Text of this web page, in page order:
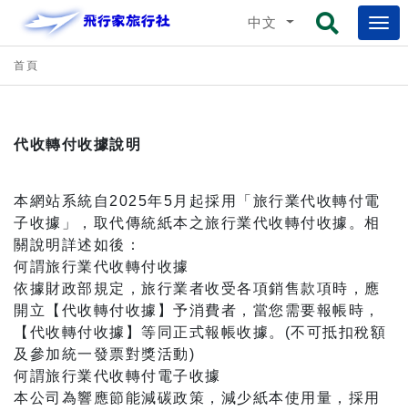
中文
首頁
代收轉付收據說明
本網站系統自2025年5月起採用「旅行業代收轉付電
子收據」，取代傳統紙本之旅行業代收轉付收據。相
關說明詳述如後：
何謂旅行業代收轉付收據
依據財政部規定，旅行業者收受各項銷售款項時，應
開立【代收轉付收據】予消費者，當您需要報帳時，
【代收轉付收據】等同正式報帳收據。(不可抵扣稅額
及參加統一發票對獎活動)
何謂旅行業代收轉付電子收據
本公司為響應節能減碳政策，減少紙本使用量，採用